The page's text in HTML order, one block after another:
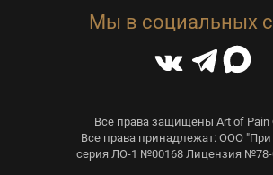
Мы в социальных
Все права защищены Art of Pain
Все права принадлежат: ООО
серия ЛО-1 №00168 Лицензия №78-